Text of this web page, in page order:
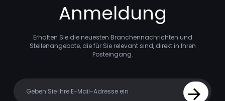
Anmeldung
Erhalten Sie die neuesten Branchennachrichten und
Stellenangebote, die für Sie relevant sind, direkt in Ihren
Posteingang.
Sign Up